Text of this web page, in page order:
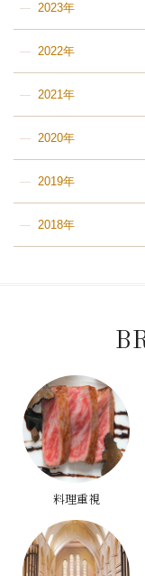
2023年
2022年
2021年
2020年
2019年
2018年
料理重視